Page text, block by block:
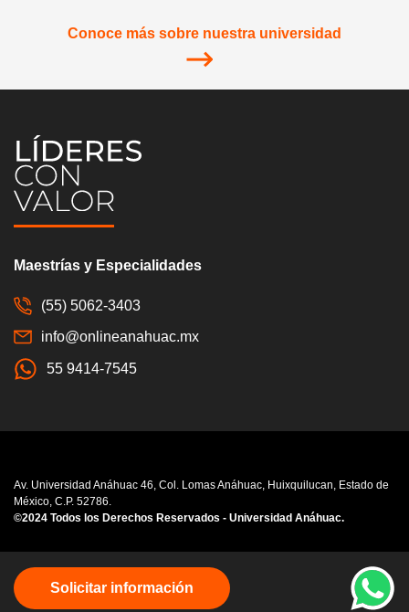
Conoce más sobre nuestra universidad
Maestrías y Especialidades
(55) 5062-3403
info@onlineanahuac.mx
55 9414-7545
Av. Universidad Anáhuac 46, Col. Lomas Anáhuac, Huixquilucan, Estado de
México, C.P. 52786.
©2024 Todos los Derechos Reservados - Universidad Anáhuac.
Consulta nuestroAviso de Privacidad
Solicitar información